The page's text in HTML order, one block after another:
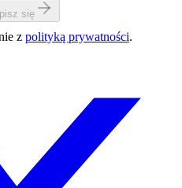
się
z polityką prywatności.